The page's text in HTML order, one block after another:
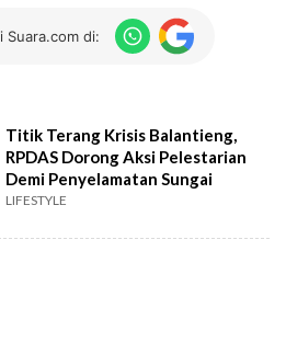
di:
Titik Terang Krisis Balantieng,
RPDAS Dorong Aksi Pelestarian
Demi Penyelamatan Sungai
LIFESTYLE